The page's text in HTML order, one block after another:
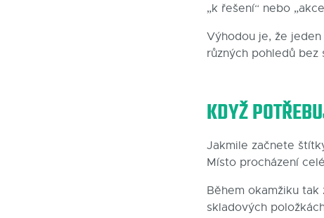
„k řešení“ nebo
Výhodou je, že
různých pohledů bez
KDYŽ
Jakmile začnete
Místo procházení
Během okamžiku
skladových